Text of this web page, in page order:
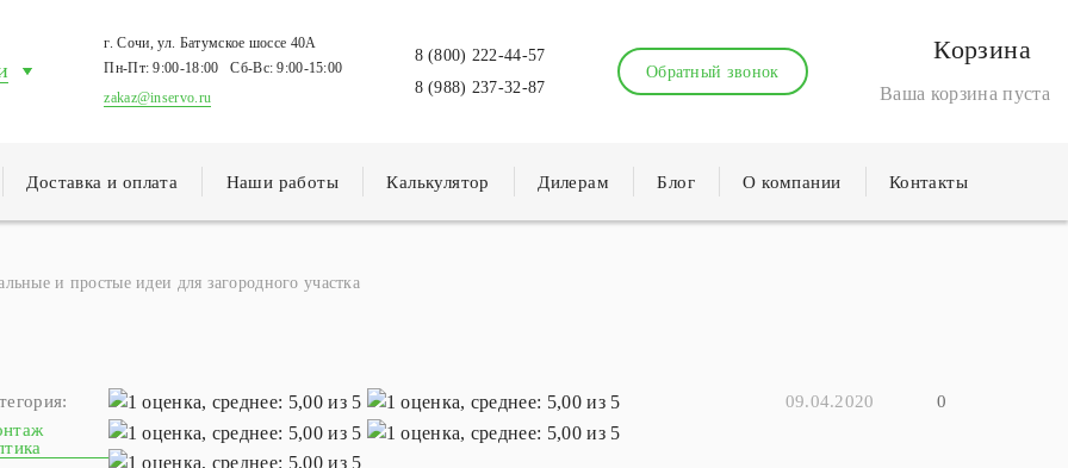
г. Сочи, ул. Батумское шоссе 40А
Пн-Пт: 9:00-18:00 Сб-Вс: 9:00-15:00
zakaz@inservo.ru
8 (800) 222-44-57
8 (988) 237-32-87
Обратный звонок
Корзина
Ваша корзина пуста
Доставка и оплата Наши работы Калькулятор Дилерам Блог О компании Контакты
и простые идеи для загородного участка
09.04.2020 0